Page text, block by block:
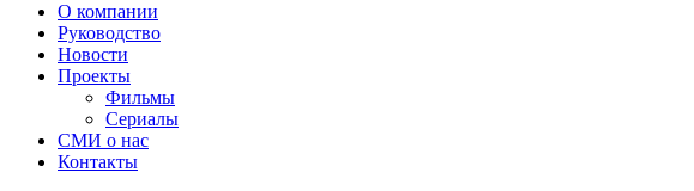
О компании
Руководство
Новости
Проекты
Фильмы
Сериалы
СМИ о нас
Контакты